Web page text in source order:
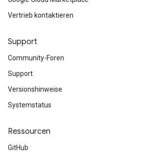
Vertrieb kontaktieren
Support
Community-Foren
Support
Versionshinweise
Systemstatus
Ressourcen
GitHub